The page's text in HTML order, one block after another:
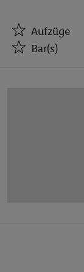
Aufzüge
Bar(s)